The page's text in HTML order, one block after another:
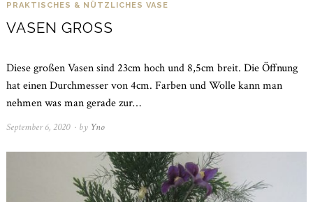
PRAKTISCHES & NÜTZLICHES VASE
VASEN GROSS
Diese großen Vasen sind 23cm hoch und 8,5cm breit. Die Öffnung
hat einen Durchmesser von 4cm. Farben und Wolle kann man
nehmen was man gerade zur…
September 6, 2020April
by Yno